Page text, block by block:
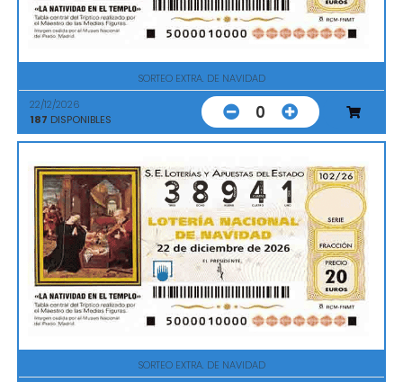
SORTEO EXTRA. DE NAVIDAD
22/12/2026
187 DISPONIBLES 0
SORTEO EXTRA. DE NAVIDAD